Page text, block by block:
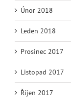
Únor 2018
Leden 2018
Prosinec 2017
Listopad 2017
Říjen 2017